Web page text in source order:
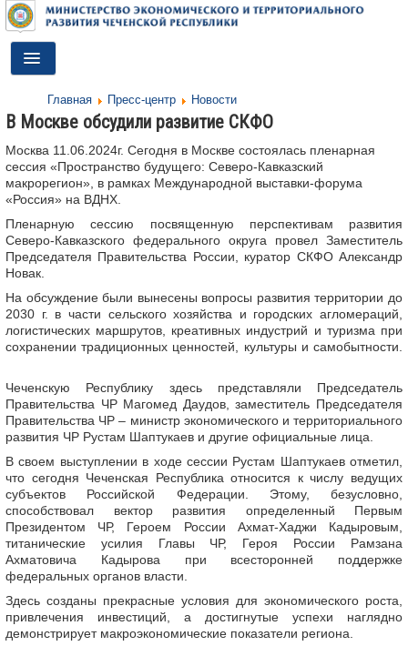
Toggle
Navigation
ДЕЯТЕЛЬНОСТЬ
О МИНИСТЕРСТВЕ
ДОКУМЕНТЫ
ПРЕСС-ЦЕНТР
ПРОТИВОДЕЙСТВИЕ КОРРУПЦИИ
АНТИТЕРРОР
ОБРАТНАЯ СВЯЗЬ
Главная Пресс-центр Новости
В Москве обсудили развитие СКФО
Москва 11.06.2024г. Сегодня в Москве состоялась пленарная
сессия «Пространство будущего: Северо-Кавказский
макрорегион», в рамках Международной выставки-форума
«Россия» на ВДНХ.
Пленарную сессию посвященную перспективам развития
Северо-Кавказского федерального округа провел Заместитель
Председателя Правительства России, куратор СКФО Александр
Новак.
На обсуждение были вынесены вопросы развития территории до
2030 г. в части сельского хозяйства и городских агломераций,
логистических маршрутов, креативных индустрий и туризма при
сохранении традиционных ценностей, культуры и самобытности.
Чеченскую Республику здесь представляли Председатель
Правительства ЧР Магомед Даудов, заместитель Председателя
Правительства ЧР – министр экономического и территориального
развития ЧР Рустам Шаптукаев и другие официальные лица.
В своем выступлении в ходе сессии Рустам Шаптукаев отметил,
что сегодня Чеченская Республика относится к числу ведущих
субъектов Российской Федерации. Этому, безусловно,
способствовал вектор развития определенный Первым
Президентом ЧР, Героем России Ахмат-Хаджи Кадыровым,
титанические усилия Главы ЧР, Героя России Рамзана
Ахматовича Кадырова при всесторонней поддержке
федеральных органов власти.
Здесь созданы прекрасные условия для экономического роста,
привлечения инвестиций, а достигнутые успехи наглядно
демонстрирует макроэкономические показатели региона.